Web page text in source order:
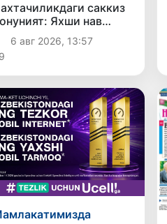
саккиз
Яхши нав
имкониятини очилган
кўсак ва фермер
айлантириш
6 авг 2026, 13:57